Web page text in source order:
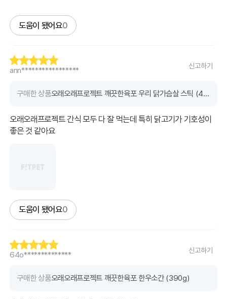
도움이 됐어요0
ann*****************
신고하기
구매한 상품 오래오래프로젝트 깨끗한육포 우리 닭가슴살 스틱 (400g)
오래오래프로젝트 간식 모두 다 잘 먹는데 특히 닭고기가 기호성이
좋은 것 같아요
도움이 됐어요0
64o**************
신고하기
구매한 상품오래오래프로젝트 깨끗한육포 한우소간 (390g)